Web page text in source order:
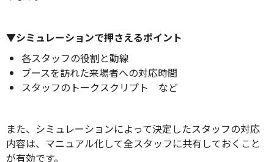
▼シミュレーションで押さえるポイント
各スタッフの役割と動線
ブースを訪れた来場者への対応時間
スタッフのトークスクリプト など
また、シミュレーションによって決定したスタッフの対応
内容は、マニュアル化して全スタッフに共有しておくこと
が有効です。